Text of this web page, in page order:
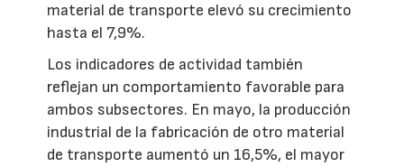
material de transporte elevó su crecimiento
hasta el 7,9%.
Los indicadores de actividad también
reflejan un comportamiento favorable para
ambos subsectores. En mayo, la producción
industrial de la fabricación de otro material
de transporte aumentó un 16,5%, el mayor